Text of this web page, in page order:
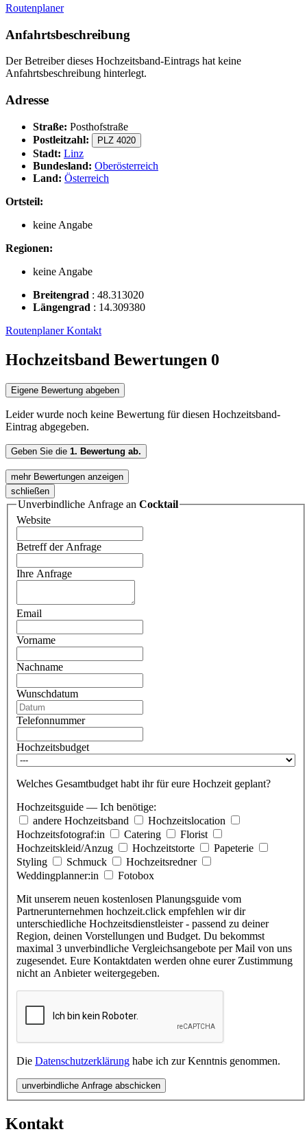
Routenplaner
Anfahrtsbeschreibung
Der Betreiber dieses Hochzeitsband-Eintrags hat keine
Anfahrtsbeschreibung hinterlegt.
Adresse
Straße: Posthofstraße
Postleitzahl:
PLZ 4020
Stadt: Linz
Bundesland: Oberösterreich
Land: Österreich
Ortsteil:
keine Angabe
Regionen:
keine Angabe
Breitengrad : 48.313020
Längengrad : 14.309380
RoutenplanerKontakt
Hochzeitsband Bewertungen 0
Eigene Bewertung abgeben
Leider wurde noch keine Bewertung für diesen Hochzeitsband-
Eintrag abgegeben.
Geben Sie die 1. Bewertung ab.
mehr Bewertungen anzeigen
schließen
Unverbindliche Anfrage an Cocktail
Website
Betreff der Anfrage
Ihre Anfrage
Email
Vorname
Nachname
Wunschdatum
Telefonnummer
Hochzeitsbudget
Welches Gesamtbudget habt ihr für eure Hochzeit geplant?
Hochzeitsguide — Ich benötige:
andere Hochzeitsband
Hochzeitslocation
Hochzeitsfotograf:in
Catering
Florist
Hochzeitskleid/Anzug
Hochzeitstorte
Papeterie
Styling
Schmuck
Hochzeitsredner
Weddingplanner:in
Fotobox
Mit unserem neuen kostenlosen Planungsguide vom
Partnerunternehmen hochzeit.click empfehlen wir dir
unterschiedliche Hochzeitsdienstleister - passend zu deiner
Region, deinen Vorstellungen und Budget. Du bekommst
maximal 3 unverbindliche Vergleichsangebote per Mail von uns
zugesendet. Eure Kontaktdaten werden ohne eurer Zustimmung
nicht an Anbieter weitergegeben.
Die Datenschutzerklärung habe ich zur Kenntnis genommen.
unverbindliche Anfrage abschicken
Kontakt